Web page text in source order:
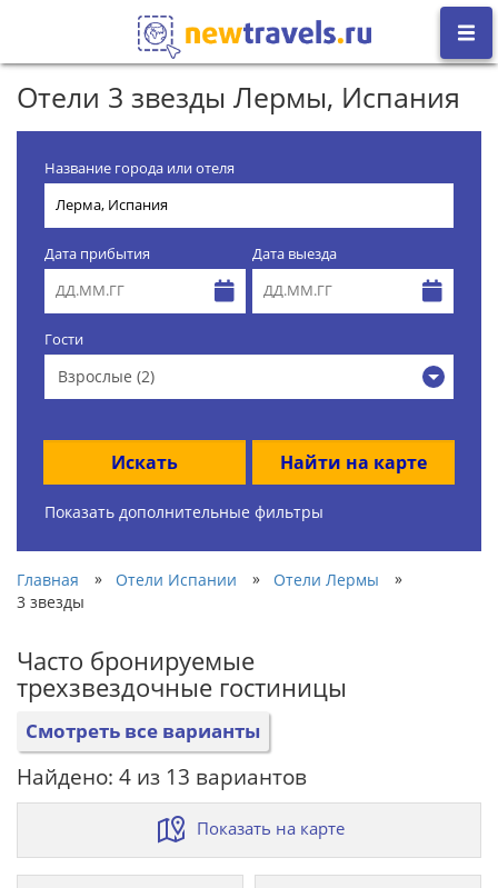
Отели 3 звезды Лермы, Испания
Название города или отеля
Дата прибытия Дата выезда
Гости
Взрослые (2)
Искать Найти на карте
Показать дополнительные фильтры
Главная » Отели Испании » Отели Лермы
»
3 звезды
Часто бронируемые
трехзвездочные гостиницы
Смотреть все варианты
Найдено: 4 из 13 вариантов
Показать на карте